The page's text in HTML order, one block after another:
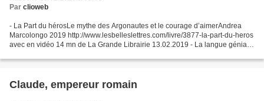
Par clioweb
- La Part du hérosLe mythe des Argonautes et le courage d’aimerAndrea
Marcolongo 2019 http://www.lesbelleslettres.com/livre/3877-la-part-du-heros
avec en vidéo 14 mn de La Grande Librairie 13.02.2019 - La langue géniale,
Claude, empereur romain